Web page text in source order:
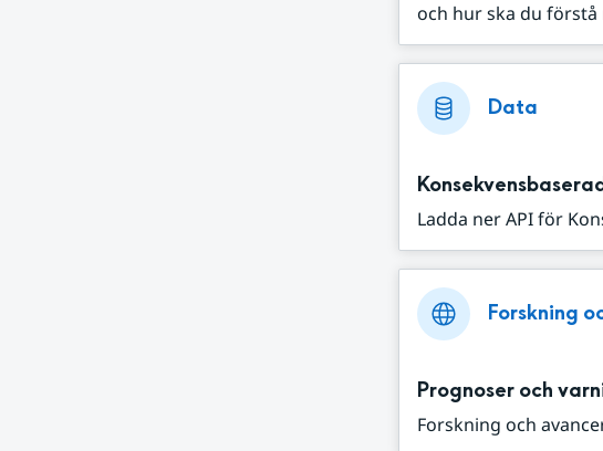
och hur ska du
Data
Ladda ner API för
Forskning
Prognoser och
Forskning och